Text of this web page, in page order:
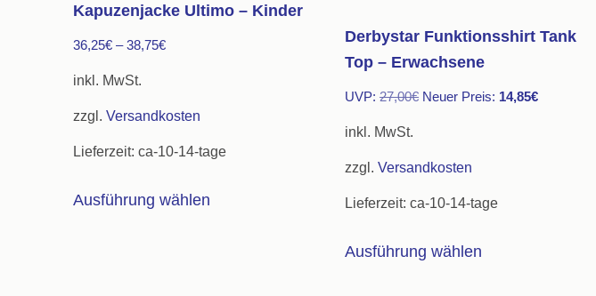
Kapuzenjacke Ultimo – Kinder
36,25€ –38,75€
inkl. MwSt.
zzgl. Versandkosten
Lieferzeit: ca-10-14-tage
Ausführung wählen
Derbystar Funktionsshirt Tank
Top – Erwachsene
UVP: 27,00€ Ursprünglicher
27,00€
Neuer Preis: 14,85€Aktueller
inkl. MwSt.
zzgl.Versandkosten
Lieferzeit:ca-10-14-tage
Ausführung wählen